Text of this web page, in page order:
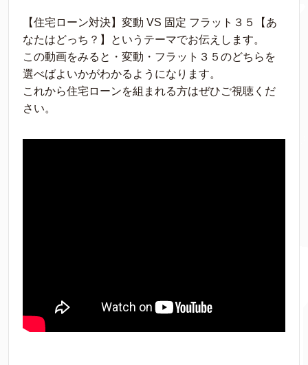
【住宅ローン対決】変動 VS 固定 フラット３５【あ
なたはどっち？】というテーマでお伝えします。
この動画をみると・変動・フラット３５のどちらを
選べばよいかがわかるようになります。
これから住宅ローンを組まれる方はぜひご視聴くだ
さい。